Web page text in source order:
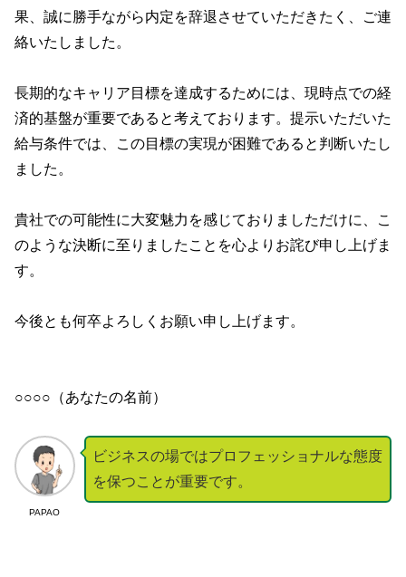
果、誠に勝手ながら内定を辞退させていただきたく、ご連
絡いたしました。
長期的なキャリア目標を達成するためには、現時点での経
済的基盤が重要であると考えております。提示いただいた
給与条件では、この目標の実現が困難であると判断いたし
ました。
貴社での可能性に大変魅力を感じておりましただけに、こ
のような決断に至りましたことを心よりお詫び申し上げま
す。
今後とも何卒よろしくお願い申し上げます。
○○○○（あなたの名前）
PAPAO
ビジネスの場ではプロフェッショナルな態度
を保つことが重要です。